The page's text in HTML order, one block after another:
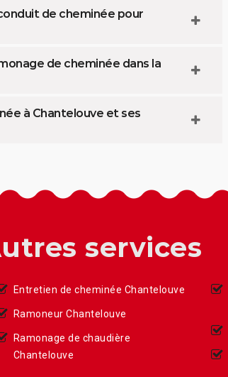
de cheminée pour
de cheminée dans la
à Chantelouve et ses
services
Entretien de cheminée Chantelouve
Ramoneur Chantelouve
Ramonage de chaudière
Chantelouve